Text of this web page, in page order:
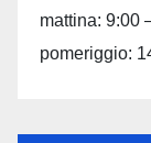
mattina: 9:00
pomeriggio: